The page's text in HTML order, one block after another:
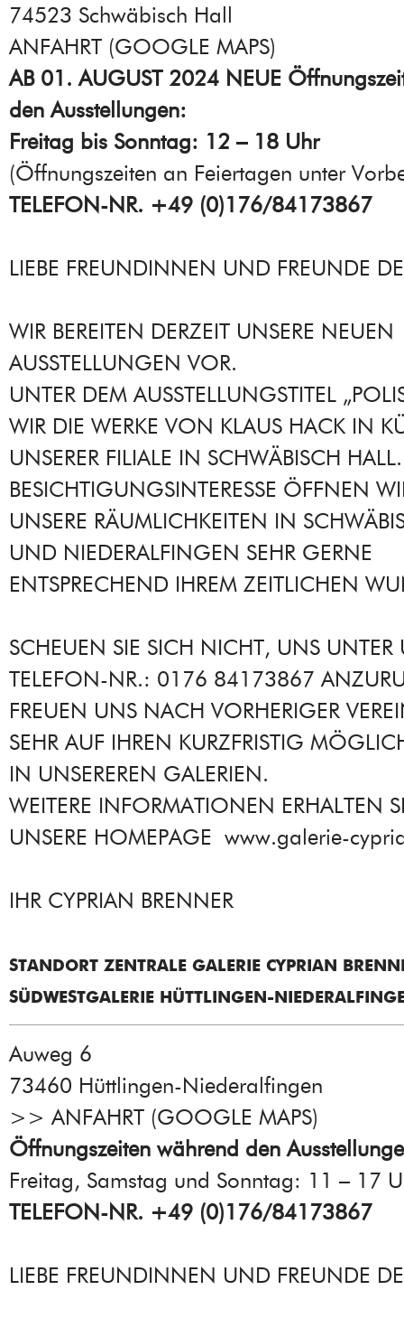
74523 Schwäbisch Hall
ANFAHRT (GOOGLE MAPS)
AB 01. AUGUST 2024 NEUE
den Ausstellungen:
Freitag bis Sonntag: 12 – 18 Uhr
(Öffnungszeiten an Feiertagen unter
TELEFON-NR. +49 (0)176/84173867
LIEBE FREUNDINNEN UND FREUNDE
WIR BEREITEN DERZEIT UNSERE NEUEN
AUSSTELLUNGEN VOR.
UNTER DEM AUSSTELLUNGSTITEL
WIR DIE WERKE VON KLAUS HACK IN
UNSERER FILIALE IN SCHWÄBISCH
BESICHTIGUNGSINTERESSE ÖFFNEN
UNSERE RÄUMLICHKEITEN IN
UND NIEDERALFINGEN SEHR GERNE
ENTSPRECHEND IHREM ZEITLICHEN
SCHEUEN SIE SICH NICHT, UNS UNTER
TELEFON-NR.: 0176 84173867
FREUEN UNS NACH VORHERIGER
SEHR AUF IHREN KURZFRISTIG
IN UNSEREREN GALERIEN.
WEITERE INFORMATIONEN ERHALTEN
UNSERE HOMEPAGE www.galerie-
IHR CYPRIAN BRENNER
STANDORT ZENTRALE GALERIE CYPRIAN
SÜDWESTGALERIE HÜTTLINGEN-
Auweg 6
73460 Hüttlingen-Niederalfingen
>> ANFAHRT (GOOGLE MAPS)
Öffnungszeiten während den
Freitag, Samstag und Sonntag: 11 – 17
TELEFON-NR. +49 (0)176/84173867
LIEBE FREUNDINNEN UND FREUNDE